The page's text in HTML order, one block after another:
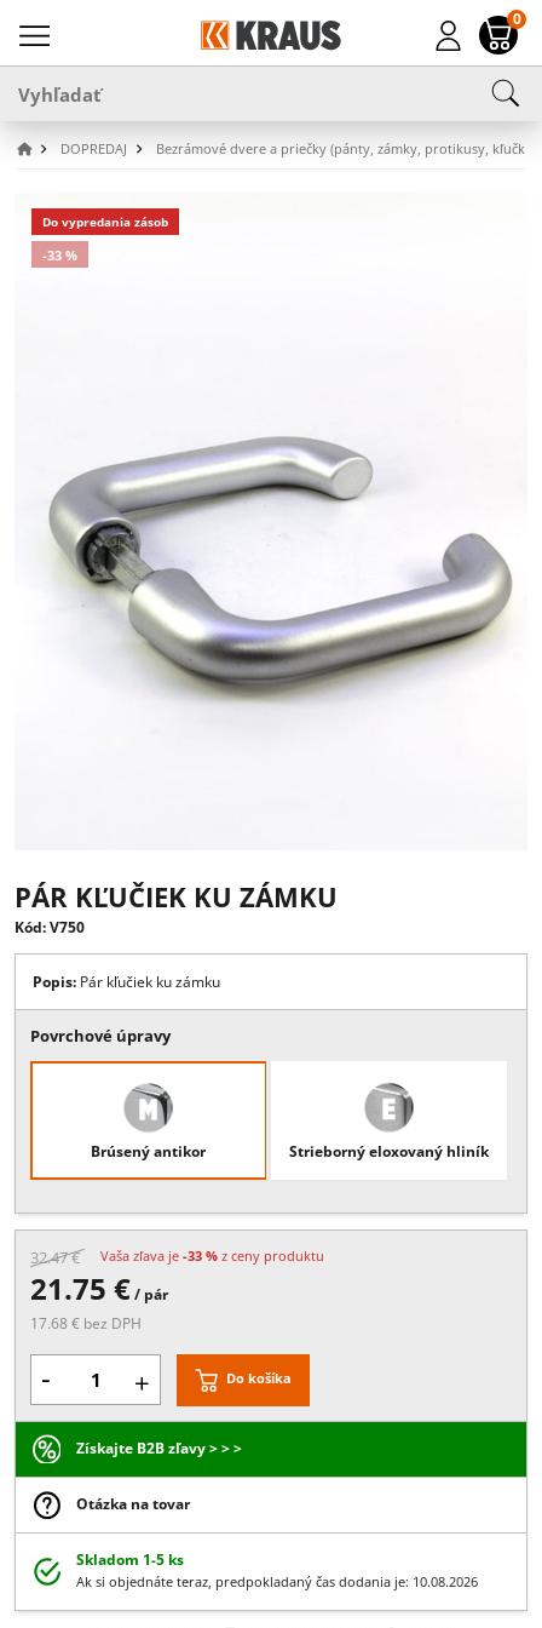
0
DOPREDAJ Bezrámové dvere a priečky (pánty, zámky, protikusy, kľučky) -
Do vypredania zásob
PÁR KĽUČIEK KU ZÁMKU
Kód: V750
Pár kľučiek ku zámku
Povrchové úpravy
Brúsený antikor
Vaša zľava je-33 %
21.75 €/ pár
17.68 € bez DPH
- + Do košíka
Získajte B2B zľavy > > >